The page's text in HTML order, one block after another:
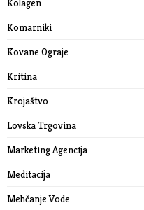
Kolagen
Komarniki
Kovane Ograje
Kritina
Krojaštvo
Lovska Trgovina
Marketing Agencija
Meditacija
Mehčanje Vode